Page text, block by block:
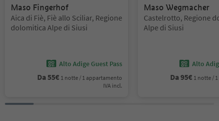
Maso Fingerhof
Posizione:
Aica di Fiè, Fiè allo Sciliar, Regione
dolomitica Alpe di Siusi
Alto Adige Guest Pass
Da55€ 1 notte / 1 appartamento
IVA incl.
Maso Wegmacher
Posizione:
Castelrotto, Regione
Alpe di Siusi
Alto
Da95€ 1 notte /